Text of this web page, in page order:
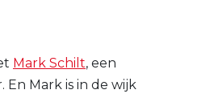
Mark Schilt, een
En Mark is in de wijk